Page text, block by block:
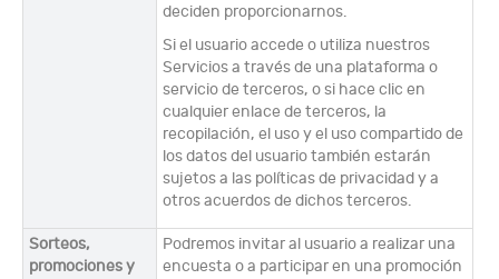
deciden proporcionarnos.
Si el usuario accede o utiliza nuestros
Servicios a través de una plataforma o
servicio de terceros, o si hace clic en
cualquier enlace de terceros, la
recopilación, el uso y el uso compartido de
los datos del usuario también estarán
sujetos a las políticas de privacidad y a
otros acuerdos de dichos terceros.
Sorteos,
promociones y
Podremos invitar al usuario a realizar una
encuesta o a participar en una promoción